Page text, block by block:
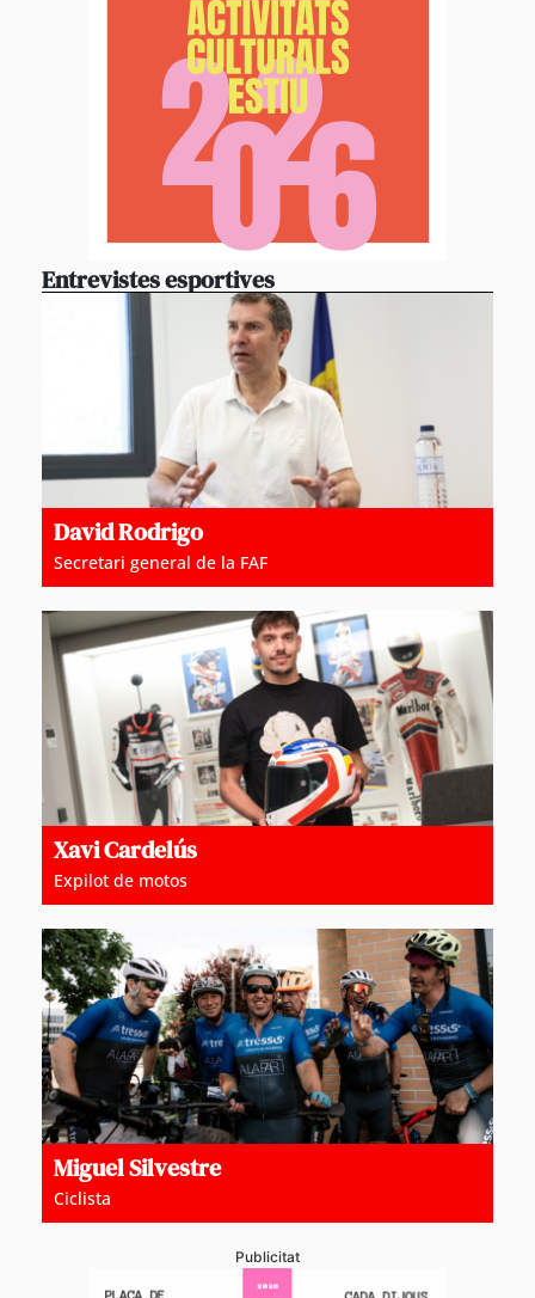
Entrevistes esportives
David Rodrigo
Secretari general de la FAF
Xavi Cardelús
Expilot de motos
Miguel Silvestre
Ciclista
Publicitat